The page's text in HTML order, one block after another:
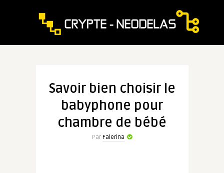
Savoir bien choisir le
babyphone pour
chambre de bébé
Par Falerina